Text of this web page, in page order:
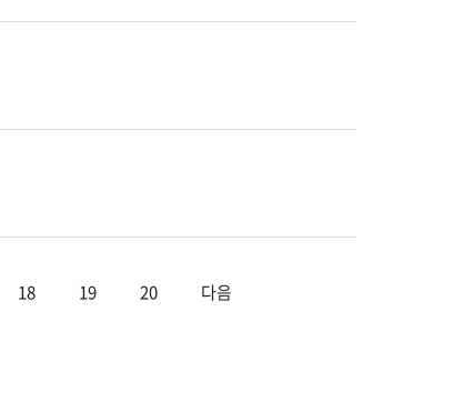
18 19 20 다음